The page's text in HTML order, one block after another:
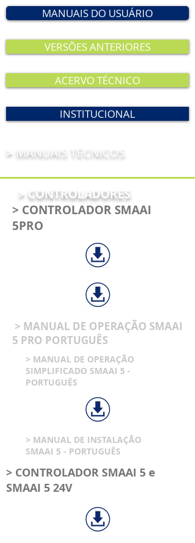
MANUAIS DO USUÁRIO
VERSÕES ANTERIORES
ACERVO TÉCNICO
INSTITUCIONAL
> MANUAIS TÉCNICOS
> CONTROLADORES
> CONTROLADOR SMAAI
5PRO
> MANUAL DE OPERAÇÃO SMAAI
5 PRO PORTUGUÊS
> MANUAL DE OPERAÇÃO
SIMPLIFICADO SMAAI 5 -
PORTUGUÊS
> MANUAL DE INSTALAÇÃO
SMAAI 5 - PORTUGUÊS
> CONTROLADOR SMAAI 5 e
SMAAI 5 24V